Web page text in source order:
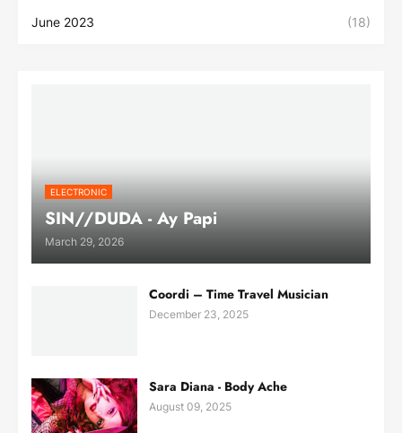
June 2023 (18)
ELECTRONIC
SIN//DUDA - Ay Papi
March 29, 2026
Coordi – Time Travel Musician
December 23, 2025
Sara Diana - Body Ache
August 09, 2025